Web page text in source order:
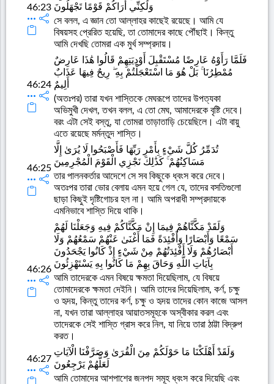
46:23 وَلَٰكِنِّي أَرَاكُمْ قَوْمًا تَجْهَلُونَ
সে বলল, এ জ্ঞান তো আল্লাহর কাছেই রয়েছে। আমি যে
বিষয়সহ প্রেরিত হয়েছি, তা তোমাদের কাছে পৌঁছাই। কিন্তু
আমি দেখছি তোমরা এক মুর্খ সম্প্রদায়।
46:24
فَلَمَّا رَأَوْهُ عَارِضًا مُسْتَقْبِلَ أَوْدِيَتِهِمْ قَالُوا هَٰذَا عَارِضٌ
مُمْطِرُنَا ۚ بَلْ هُوَ مَا اسْتَعْجَلْتُمْ بِهِ ۖ رِيحٌ فِيهَا عَذَابٌ
أَلِيمٌ
(অতঃপর) তারা যখন শাস্তিকে মেঘরূপে তাদের উপত্যকা
অভিমুখী দেখল, তখন বলল, এ তো মেঘ, আমাদেরকে বৃষ্টি দেবে।
বরং এটা সেই বস্তু, যা তোমরা তাড়াতাড়ি চেয়েছিলে। এটা বায়ু
এতে রয়েছে মর্মন্তুদ শাস্তি।
46:25
تُدَمِّرُ كُلَّ شَيْءٍ بِأَمْرِ رَبِّهَا فَأَصْبَحُوا لَا يُرَىٰ إِلَّا
مَسَاكِنُهُمْ ۚ كَذَٰلِكَ نَجْزِي الْقَوْمَ الْمُجْرِمِينَ
তার পালনকর্তার আদেশে সে সব কিছুকে ধ্বংস করে দেবে।
অতঃপর তারা ভোর বেলায় এমন হয়ে গেল যে, তাদের বসতিগুলো
ছাড়া কিছুই দৃষ্টিগোচর হল না। আমি অপরাধী সম্প্রদায়কে
এমনিভাবে শাস্তি দিয়ে থাকি।
46:26
وَلَقَدْ مَكَّنَّاهُمْ فِيمَا إِنْ مَكَّنَّاكُمْ فِيهِ وَجَعَلْنَا لَهُمْ
سَمْعًا وَأَبْصَارًا وَأَفْئِدَةً فَمَا أَغْنَىٰ عَنْهُمْ سَمْعُهُمْ وَلَا
أَبْصَارُهُمْ وَلَا أَفْئِدَتُهُمْ مِنْ شَيْءٍ إِذْ كَانُوا يَجْحَدُونَ
بِآيَاتِ اللَّهِ وَحَاقَ بِهِمْ مَا كَانُوا بِهِ يَسْتَهْزِئُونَ
আমি তাদেরকে এমন বিষয়ে ক্ষমতা দিয়েছিলাম, যে বিষয়ে
তোমাদেরকে ক্ষমতা দেইনি। আমি তাদের দিয়েছিলাম, কর্ণ, চক্ষু
ও হৃদয়, কিন্তু তাদের কর্ণ, চক্ষু ও হৃদয় তাদের কোন কাজে আসল
না, যখন তারা আল্লাহর আয়াতসমূহকে অস্বীকার করল এবং
তাদেরকে সেই শাস্তি গ্রাস করে নিল, যা নিয়ে তারা ঠাট্টা বিদ্রুপ
করত।
46:27
وَلَقَدْ أَهْلَكْنَا مَا حَوْلَكُمْ مِنَ الْقُرَىٰ وَصَرَّفْنَا الْآيَاتِ
لَعَلَّهُمْ يَرْجِعُونَ
আমি তোমাদের আশপাশের জনপদ সমূহ ধ্বংস করে দিয়েছি এবং